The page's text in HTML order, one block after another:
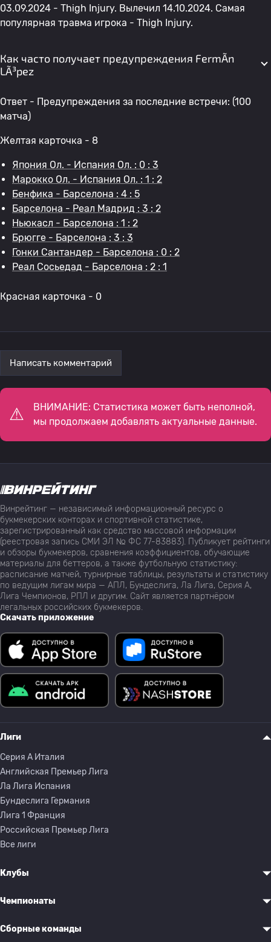
03.09.2024 - Thigh Injury. Вылечил 14.10.2024. Самая
популярная травма игрока - Thigh Injury.
Как часто получает предупреждения FermÃ­n
LÃ³pez
Ответ - Предупреждения за последние встречи: (100
матча)
Желтая карточка - 8
Япония Ол. - Испания Ол. : 0 : 3
Марокко Ол. - Испания Ол. : 1 : 2
Бенфика - Барселона : 4 : 5
Барселона - Реал Мадрид : 3 : 2
Ньюкасл - Барселона : 1 : 2
Брюгге - Барселона : 3 : 3
Гонки Сантандер - Барселона : 0 : 2
Реал Сосьедад - Барселона : 2 : 1
Красная карточка - 0
Написать комментарий
ВНИМАНИЕ: Статистика может быть неполной,
мы продолжаем добавлять актуальные данные.
Винрейтинг — независимый информационный ресурс о
букмекерских конторах и спортивной статистике,
зарегистрированный как средство массовой информации
(реестровая запись СМИ ЭЛ № ФС 77-83883). Публикует рейтинги
и обзоры букмекеров, сравнения коэффициентов, обучающие
материалы для беттеров, а также футбольную статистику:
расписание матчей, турнирные таблицы, результаты и статистику
по ведущим лигам мира — АПЛ, Бундеслига, Ла Лига, Серия А,
Лига Чемпионов, РПЛ и другим. Сайт является партнёром
легальных российских букмекеров.
Скачать приложение
Лиги
Серия A Италия
Английская Премьер Лига
Ла Лига Испания
Бундеслига Германия
Лига 1 Франция
Российская Премьер Лига
Все лиги
Клубы
Чемпионаты
Сборные команды